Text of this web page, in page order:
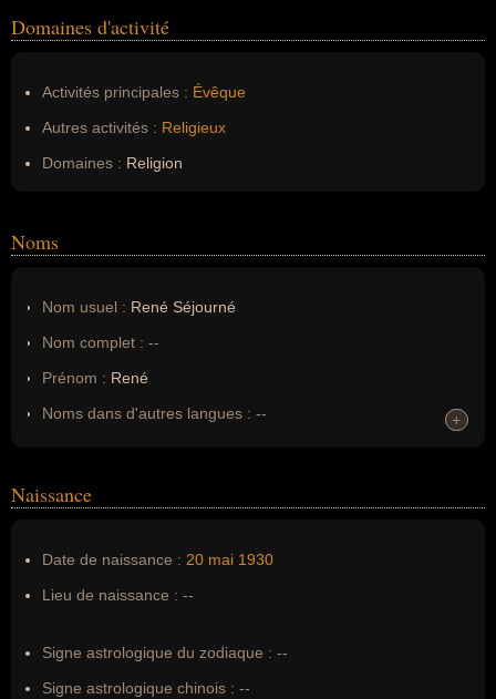
Domaines d'activité
Activités principales : Évêque
Autres activités : Religieux
Domaines : Religion
Noms
Nom usuel : René Séjourné
Nom complet : --
Prénom : René
Noms dans d'autres langues : --
Nom de famille :Séjourné
+
+
Naissance
Date de naissance : 20 mai 1930
Lieu de naissance : --
Signe astrologique du zodiaque : --
Signe astrologique chinois : --